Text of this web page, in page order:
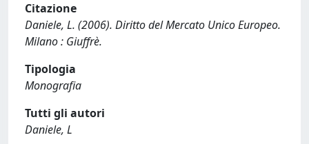
Citazione
Daniele, L. (2006). Diritto del Mercato Unico Europeo.
Milano : Giuffrè.
Tipologia
Monografia
Tutti gli autori
Daniele, L